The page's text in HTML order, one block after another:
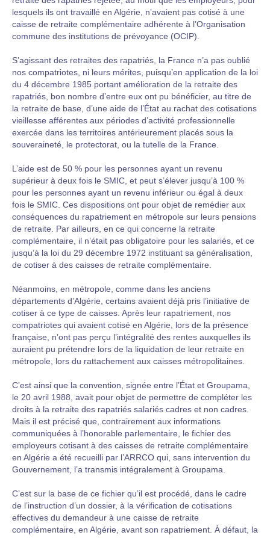
lesquels ils ont travaillé en Algérie, n’avaient pas cotisé à une
caisse de retraite complémentaire adhérente à l’Organisation
commune des institutions de prévoyance (OCIP).
S’agissant des retraites des rapatriés, la France n’a pas oublié
nos compatriotes, ni leurs mérites, puisqu’en application de la loi
du 4 décembre 1985 portant amélioration de la retraite des
rapatriés, bon nombre d’entre eux ont pu bénéficier, au titre de
la retraite de base, d’une aide de l’État au rachat des cotisations
vieillesse afférentes aux périodes d’activité professionnelle
exercée dans les territoires antérieurement placés sous la
souveraineté, le protectorat, ou la tutelle de la France.
L’aide est de 50 % pour les personnes ayant un revenu
supérieur à deux fois le SMIC, et peut s’élever jusqu’à 100 %
pour les personnes ayant un revenu inférieur ou égal à deux
fois le SMIC. Ces dispositions ont pour objet de remédier aux
conséquences du rapatriement en métropole sur leurs pensions
de retraite. Par ailleurs, en ce qui concerne la retraite
complémentaire, il n’était pas obligatoire pour les salariés, et ce
jusqu’à la loi du 29 décembre 1972 instituant sa généralisation,
de cotiser à des caisses de retraite complémentaire.
Néanmoins, en métropole, comme dans les anciens
départements d’Algérie, certains avaient déjà pris l’initiative de
cotiser à ce type de caisses. Après leur rapatriement, nos
compatriotes qui avaient cotisé en Algérie, lors de la présence
française, n’ont pas perçu l’intégralité des rentes auxquelles ils
auraient pu prétendre lors de la liquidation de leur retraite en
métropole, lors du rattachement aux caisses métropolitaines.
C’est ainsi que la convention, signée entre l’État et Groupama,
le 20 avril 1988, avait pour objet de permettre de compléter les
droits à la retraite des rapatriés salariés cadres et non cadres.
Mais il est précisé que, contrairement aux informations
communiquées à l’honorable parlementaire, le fichier des
employeurs cotisant à des caisses de retraite complémentaire
en Algérie a été recueilli par l’ARRCO qui, sans intervention du
Gouvernement, l’a transmis intégralement à Groupama.
C’est sur la base de ce fichier qu’il est procédé, dans le cadre
de l’instruction d’un dossier, à la vérification de cotisations
effectives du demandeur à une caisse de retraite
complémentaire, en Algérie, avant son rapatriement. À défaut, la